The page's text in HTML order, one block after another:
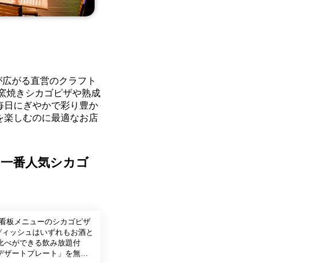
がる直営のクラフト
焼きシカゴピザや熟成
日にぎやかで彩り豊か
楽しむのに最適なお店
番人気シカゴ
板メニューのシカゴピザ
ッシュはいずれもお酒と
べができる飲み放題付
ザートプレート」を無料